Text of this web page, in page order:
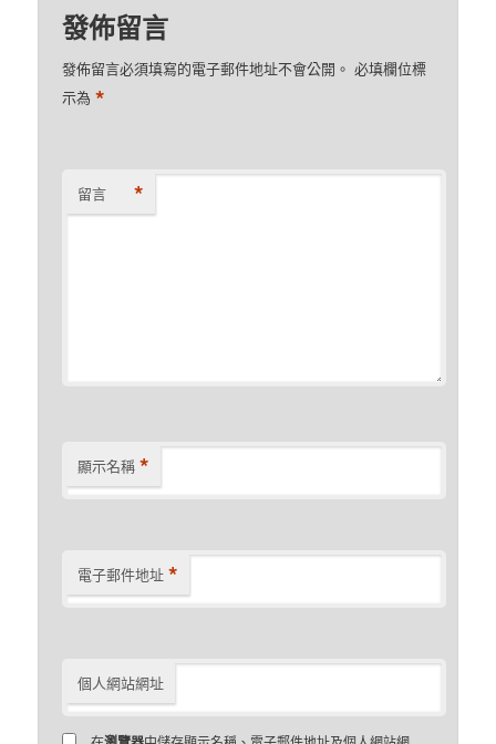
發佈留言
發佈留言必須填寫的電子郵件地址不會公開。 必填欄位標
示為*
留言 *
顯示名稱 *
電子郵件地址 *
個人網站網址